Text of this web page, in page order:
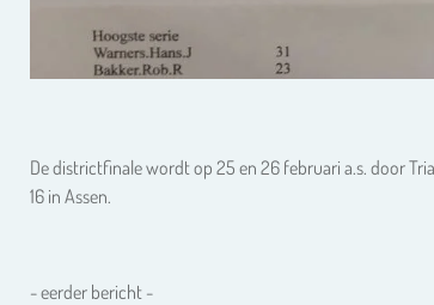
De districtfinale wordt op 25 en 26 februari a.s. door
16 in Assen.
- eerder bericht -